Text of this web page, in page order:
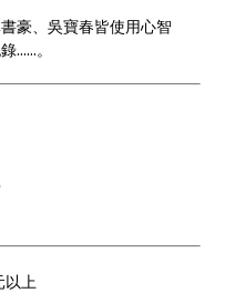
豪、吳寶春皆使用心智
。
以上